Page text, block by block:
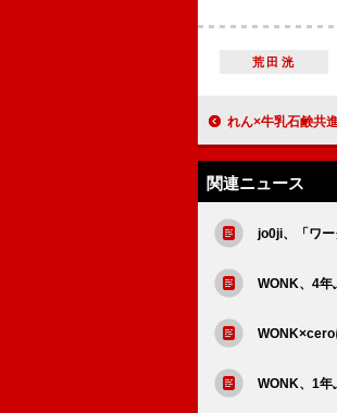
荒田洸
れん×牛乳石鹸共進社「スキンラ
関連ニュース
jo0ji、「ワ
WONK、4
WONK×cero
WONK、1年